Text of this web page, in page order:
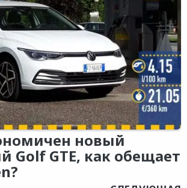
новый
Golf GTE, как обещает